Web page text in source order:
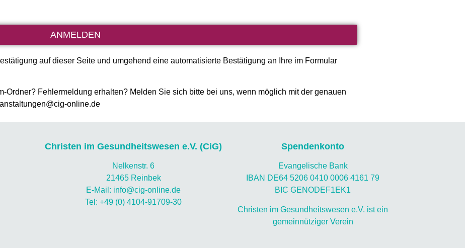
ANMELDEN
auf dieser Seite und umgehend eine automatisierte Bestätigung an Ihre im Formular
Ordner? Fehlermeldung erhalten? Melden Sie sich bitte bei uns, wenn möglich mit der genauen
online.de
Christen im Gesundheitswesen e.V. (CiG)
Nelkenstr. 6
21465 Reinbek
E-Mail: info@cig-online.de
Tel: +49 (0) 4104-91709-30
Spendenkonto
Evangelische Bank
IBAN DE64 5206 0410 0006 4161 79
BIC GENODEF1EK1
Christen im Gesundheitswesen e.V. ist ein
gemeinnütziger Verein